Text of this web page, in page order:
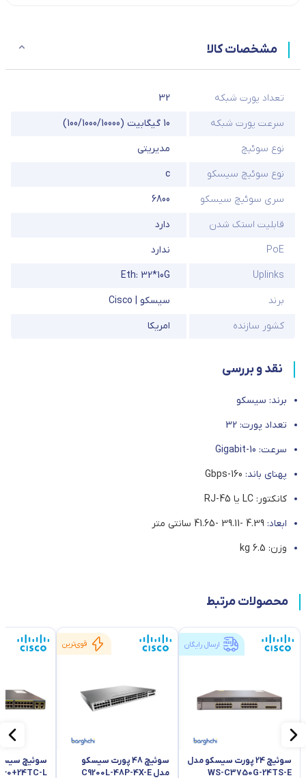
مشخصات کالا
تعداد پورت شبکه
32
سرعت پورت شبکه
10 گیگابیت (100/1000/10000)
نوع سوئیچ
مدیریتی
نوع سوئیچ سیسکو
c
سری سوئیچ سیسکو
6800
قابلیت استک شدن
دارد
PoE
ندارد
Uplinks
Eth: 32*10G
برند
سیسکو | Cisco
کشور سازنده
امریکا
نقد و بررسی
برند: سیسکو
تعداد پورت: 32
سرعت: 10-Gigabit
پهنای باند: 160-Gbps
کانکتور: LC یا RJ-45
ابعاد: 4.39 -39.11 -41.65 سانتی متر
وزن: 6.5 kg
محصولات مرتبط
ارسال رایگان
سوئیچ 24 پورت سیسکو مدل
WS-C3750G-24TS-E
قوی‌ترین
سوئیچ 48 پورت سیسکو
مدل C9200L-48P-4X-E
L